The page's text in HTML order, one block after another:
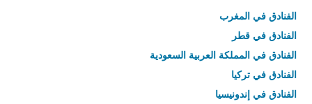
الفنادق في المغرب
الفنادق في قطر
الفنادق في المملكة العربية السعودية
الفنادق في تركيا
الفنادق في إندونيسيا